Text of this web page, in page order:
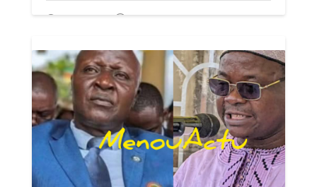
15/07/26 Par MenouActu 0